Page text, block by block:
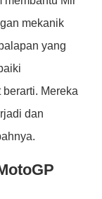
mekanik
yang
berarti. Mereka
dan